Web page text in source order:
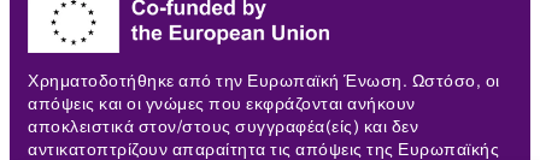
Χρηματοδοτήθηκε από την Ευρωπαϊκή Ένωση. Ωστόσο, οι
απόψεις και οι γνώμες που εκφράζονται ανήκουν
αποκλειστικά στον/στους συγγραφέα(είς) και δεν
αντικατοπτρίζουν απαραίτητα τις απόψεις της Ευρωπαϊκής